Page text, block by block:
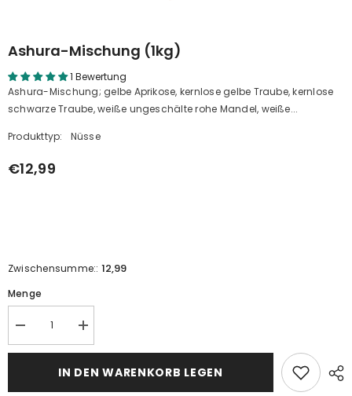
Ashura-Mischung (1kg)
1 Bewertung
Ashura-Mischung; gelbe Aprikose, kernlose gelbe Traube, kernlose
schwarze Traube, weiße ungeschälte rohe Mandel, weiße...
Produkttyp: Nüsse
€12,99
Zwischensumme:: 12,99
Menge
Reduzieren
Sie
die
die
Erhöhen
Sie
die
Menge
für
die
IN DEN WARENKORB LEGEN